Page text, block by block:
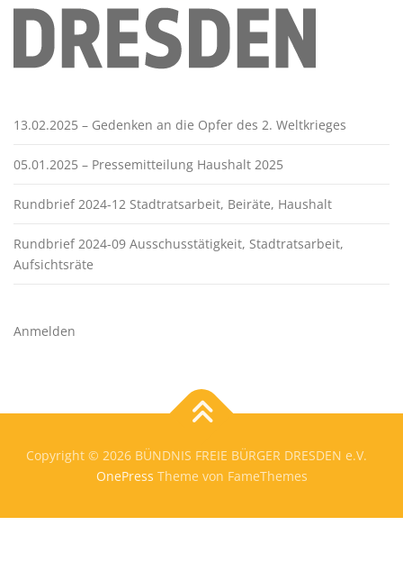
13.02.2025 – Gedenken an die Opfer des 2. Weltkrieges
05.01.2025 – Pressemitteilung Haushalt 2025
Rundbrief 2024-12 Stadtratsarbeit, Beiräte, Haushalt
Rundbrief 2024-09 Ausschusstätigkeit, Stadtratsarbeit,
Aufsichtsräte
Anmelden
Copyright © 2026 BÜNDNIS FREIE BÜRGER DRESDEN e.V.
OnePress Theme von FameThemes